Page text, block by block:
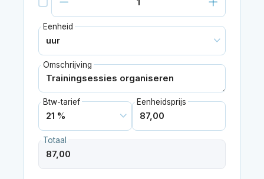
Eenheid
Omschrijving
Btw-tarief Eenheidsprijs
Totaal